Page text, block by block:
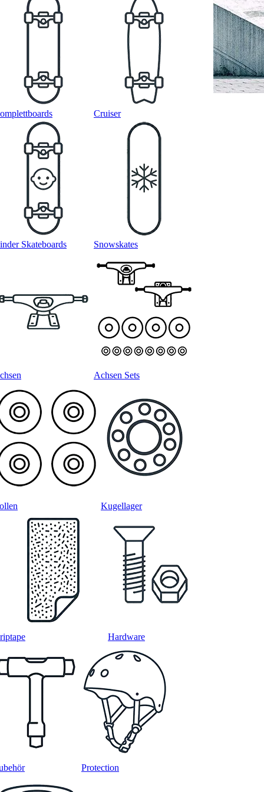
Cruiser
Skateboards Snowskates
Achsen Sets
Kugellager
Hardware
Protection